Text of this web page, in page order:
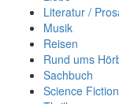
Literatur /
Musik
Reisen
Rund ums
Sachbuch
Science Fiction